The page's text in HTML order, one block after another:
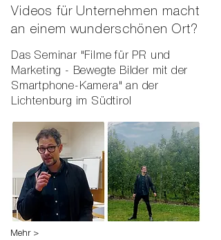
Videos für Unternehmen macht
an einem wunderschönen Ort?
Das Seminar "Filme für PR und
Marketing - Bewegte Bilder mit der
Smartphone-Kamera" an der
Lichtenburg im Südtirol
Mehr >